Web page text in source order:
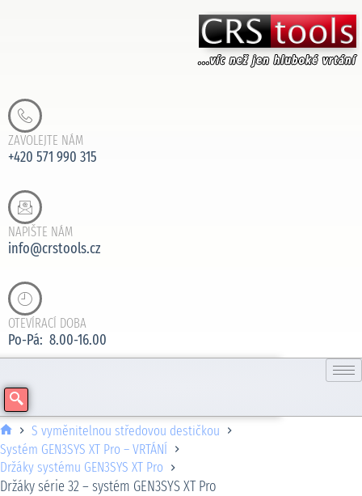
ZAVOLEJTE NÁM
+420 571 990 315
NAPIŠTE NÁM
info@crstools.cz
OTEVÍRACÍ DOBA
Po-Pá: 8.00-16.00
S vyměnitelnou středovou destičkou
Systém GEN3SYS XT Pro – VRTÁNÍ
Držáky systému GEN3SYS XT Pro
Držáky série 32 – systém GEN3SYS XT Pro